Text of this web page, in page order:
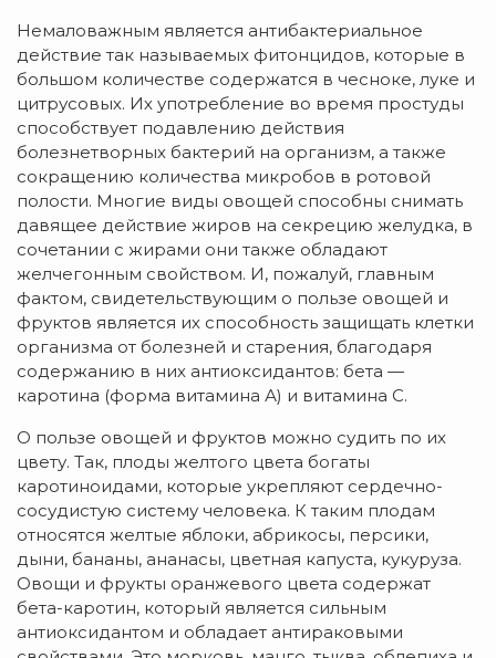
Немаловажным является антибактериальное
действие так называемых фитонцидов, которые в
большом количестве содержатся в чесноке, луке и
цитрусовых. Их употребление во время простуды
способствует подавлению действия
болезнетворных бактерий на организм, а также
сокращению количества микробов в ротовой
полости. Многие виды овощей способны снимать
давящее действие жиров на секрецию желудка, в
сочетании с жирами они также обладают
желчегонным свойством. И, пожалуй, главным
фактом, свидетельствующим о пользе овощей и
фруктов является их способность защищать клетки
организма от болезней и старения, благодаря
содержанию в них антиоксидантов: бета —
каротина (форма витамина А) и витамина С.
О пользе овощей и фруктов можно судить по их
цвету. Так, плоды желтого цвета богаты
каротиноидами, которые укрепляют сердечно-
сосудистую систему человека. К таким плодам
относятся желтые яблоки, абрикосы, персики,
дыни, бананы, ананасы, цветная капуста, кукуруза.
Овощи и фрукты оранжевого цвета содержат
бета-каротин, который является сильным
антиоксидантом и обладает антираковыми